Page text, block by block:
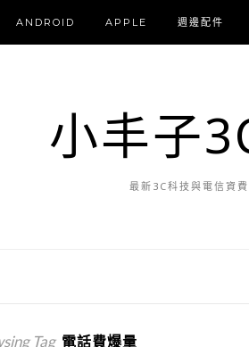
ANDROID APPLE 週邊配件
小丰子
最新3C科技與電信資
Tag 電話費爆量